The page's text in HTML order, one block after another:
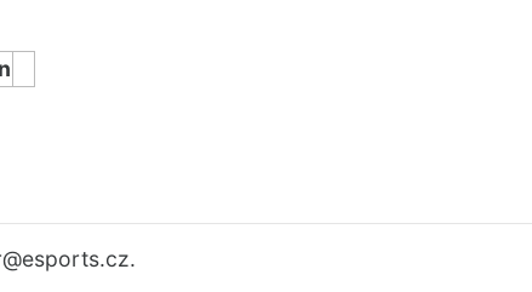
@esports.cz.